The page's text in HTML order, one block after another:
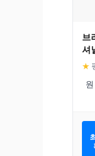
브
셔
워
★